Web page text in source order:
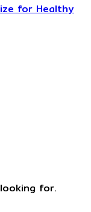
for Healthy
for.